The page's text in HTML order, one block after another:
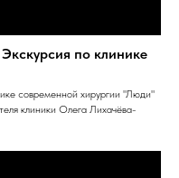
по клинике
современной хирургии "Люди"
клиники Олега Лихачёва-